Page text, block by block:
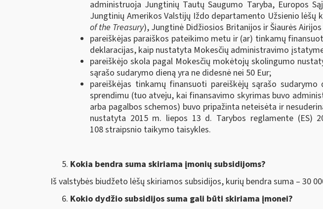
administruoja Jungtinių Tautų Saugumo Taryba, Europos
Jungtinių Amerikos Valstijų Iždo departamento Užsienio lėšų
of the Treasury), Jungtinė Didžiosios Britanijos ir Šiaurės
pareiškėjas paraiškos pateikimo metu ir (ar) tinkamų
deklaracijas, kaip nustatyta Mokesčių administravimo
pareiškėjo skola pagal Mokesčių mokėtojų skolingumo
sąrašo sudarymo dieną yra ne didesnė nei 50 Eur;
pareiškėjas tinkamų finansuoti pareiškėjų sąrašo
sprendimu (tuo atveju, kai finansavimo skyrimas buvo
arba pagalbos schemos) buvo pripažinta neteisėta ir
nustatyta 2015 m. liepos 13 d. Tarybos reglamente (ES)
108 straipsnio taikymo taisykles.
Kokia bendra suma skiriama įmonių subsidijoms?
Iš valstybės biudžeto lėšų skiriamos subsidijos, kurių bendra suma – 30
Kokio dydžio subsidijos suma gali būti skiriama įmonei?